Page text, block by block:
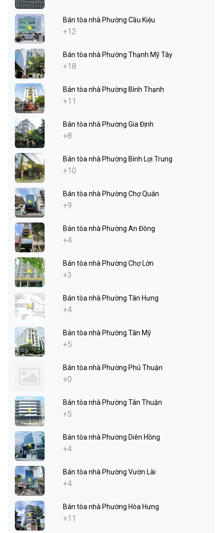
Bán tòa nhà Phường Cầu Kiệu
+12
Bán tòa nhà Phường Thạnh Mỹ Tây
+18
Bán tòa nhà Phường Bình Thạnh
+11
Bán tòa nhà Phường Gia Định
+8
Bán tòa nhà Phường Bình Lợi Trung
+10
Bán tòa nhà Phường Chợ Quán
+9
Bán tòa nhà Phường An Đông
+4
Bán tòa nhà Phường Chợ Lớn
+3
Bán tòa nhà Phường Tân Hưng
+4
Bán tòa nhà Phường Tân Mỹ
+5
Bán tòa nhà Phường Phú Thuận
+0
Bán tòa nhà Phường Tân Thuận
+5
Bán tòa nhà Phường Diên Hồng
+4
Bán tòa nhà Phường Vườn Lài
+4
Bán tòa nhà Phường Hòa Hưng
+11